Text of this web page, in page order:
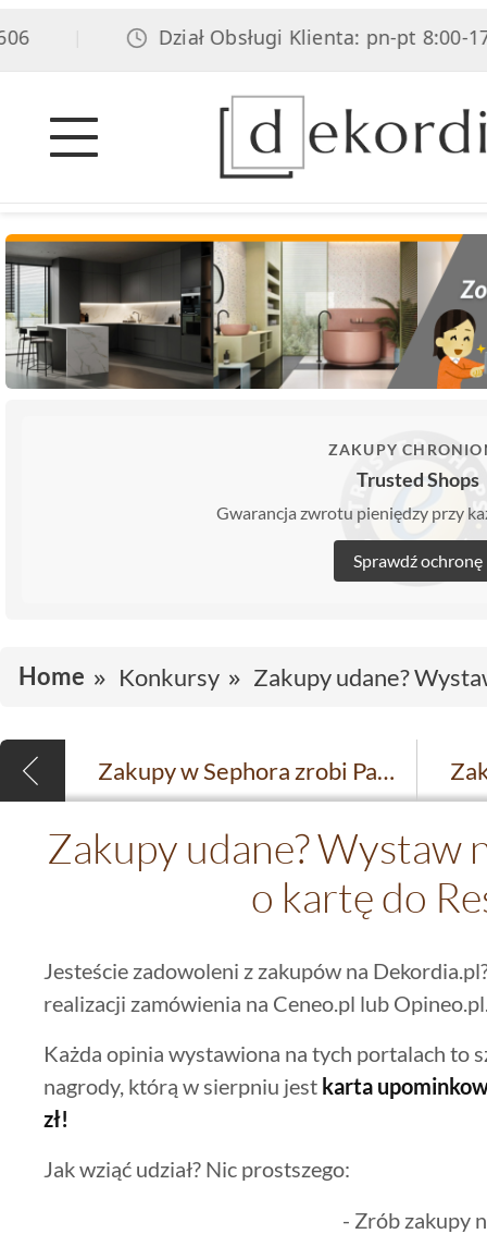
Dział Obsługi Klienta: pn-pt 8:00-
ZAKUPY
Trusted Shops
Gwarancja zwrotu pieniędzy przy
Sprawdź ochronę
Home Konkursy Zakupy udane?
Zakupy w Sephora zrobi Pani Ania z Warszawy
Zakupy udane? Wystaw
o kartę do
Jesteście zadowoleni z zakupów na
realizacji zamówienia na Ceneo.pl lub
Każda opinia wystawiona na tych portalach to
nagrody, którą w sierpniu jest karta
zł!
Jak wziąć udział? Nic prostszego:
- Zrób zakupy